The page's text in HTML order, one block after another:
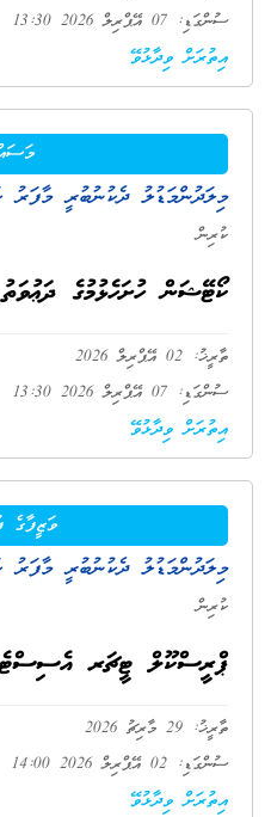
ސުންގަޑި: 07 އޭޕްރިލް 2026 13:30
އިތުރަށް ވިދާޅުވޭ
މިލަދުންމަޑުލު ދެކުނުބުރީ
ކުރިން
ކޯޓޭޝަން ހުށަހެޅުމުގެ ދަޢުވަތު
ތާރީޚު: 02 އޭޕްރިލް 2026
ސުންގަޑި: 07 އޭޕްރިލް 2026 13:30
އިތުރަށް ވިދާޅުވޭ
ވަޒީފާގެ
މިލަދުންމަޑުލު ދެކުނުބުރީ
ކުރިން
ޕްރީސްކޫލް ޓީޗަރ
ތާރީޚު: 29 މާރިޗު 2026
ސުންގަޑި: 02 އޭޕްރިލް 2026 14:00
އިތުރަށް ވިދާޅުވޭ